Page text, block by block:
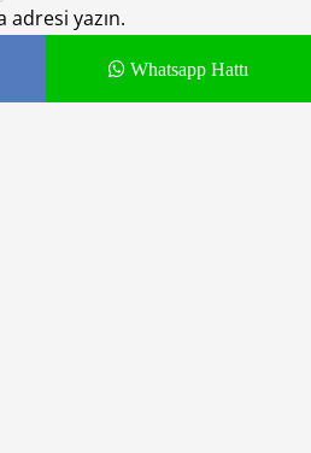
yazın.
bu tarayıcıya kaydedilsin.
Whatsapp Hattı